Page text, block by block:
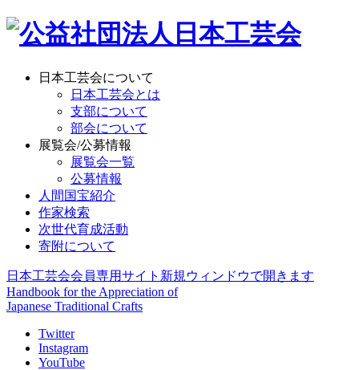
日本工芸会について
日本工芸会とは
支部について
部会について
展覧会/公募情報
展覧会一覧
公募情報
人間国宝紹介
作家検索
次世代育成活動
寄附について
日本工芸会会員専用サイト 新規ウィンドウで開きます
Handbook for the Appreciation of
Japanese Traditional Crafts
Twitter
Instagram
YouTube